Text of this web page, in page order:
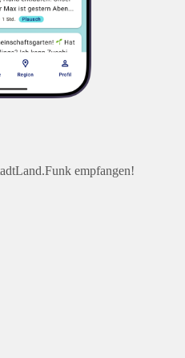
empfangen!